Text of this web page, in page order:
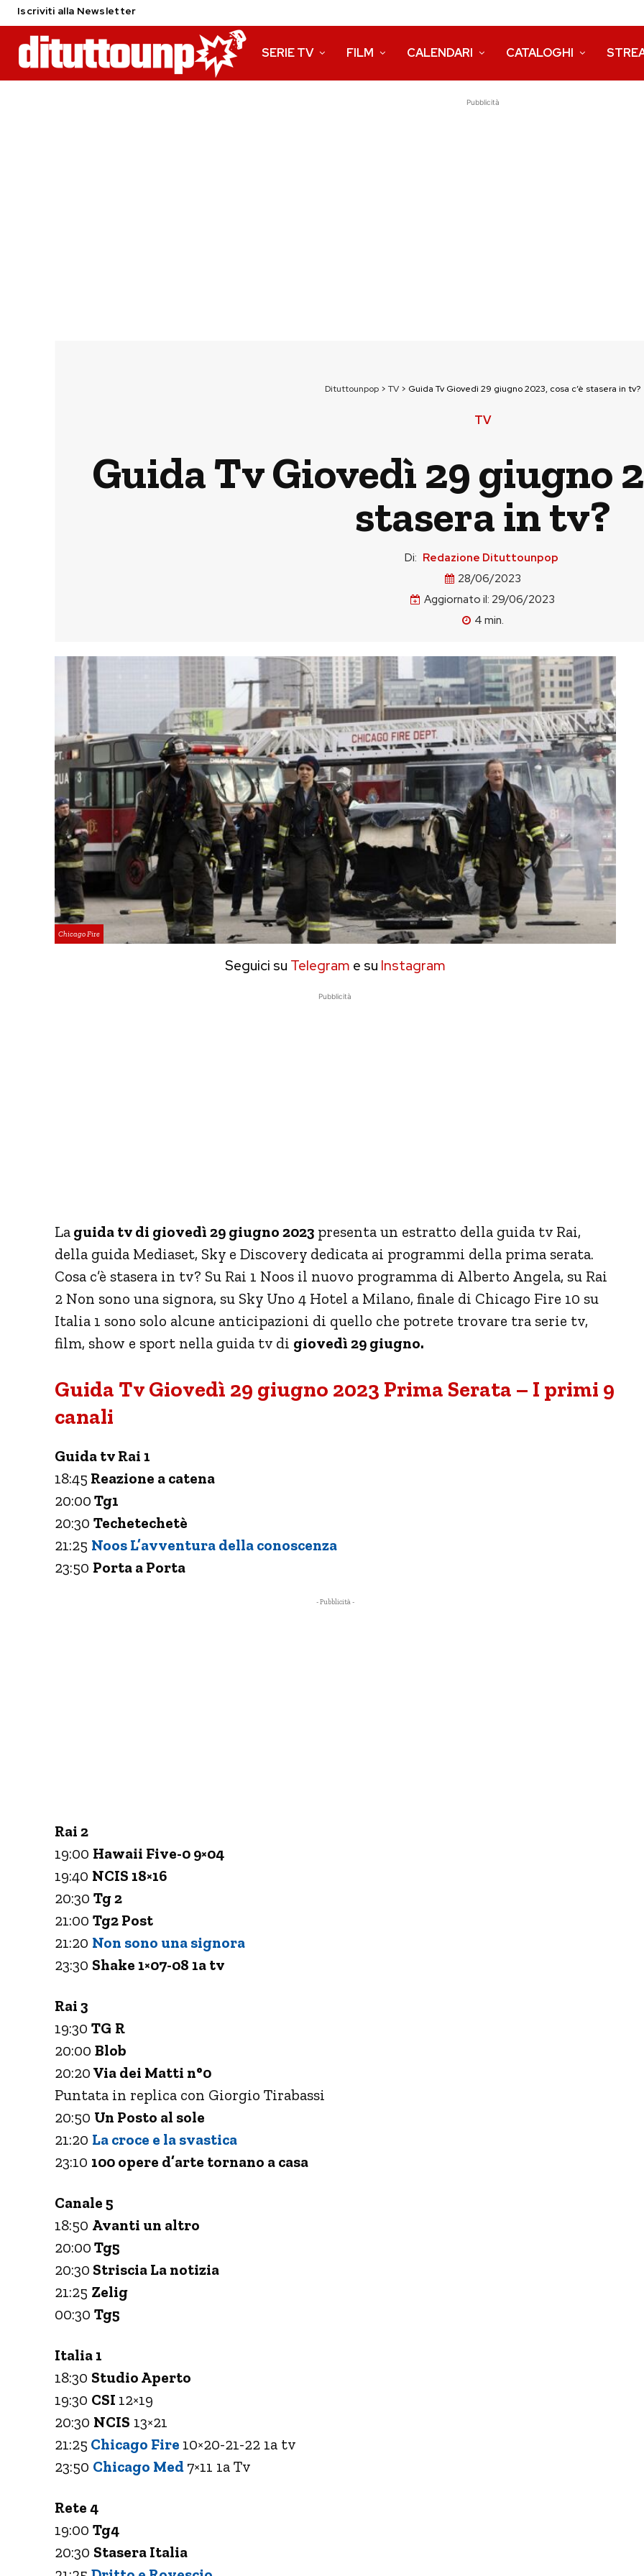
Iscriviti alla Newsletter
SERIE TV FILM CALENDARI CATALOGHI
Pubblicità
Dituttounpop > TV > Guida Tv Giovedì 29 giugno 2023, cosa c’è stasera in tv?
TV
Guida Tv Giovedì 29 giugno
stasera in tv?
Di: Redazione Dituttounpop
28/06/2023
Aggiornato il: 29/06/2023
4 min.
Chicago Fire
Seguici su Telegram e su Instagram
Pubblicità
La guida tv di giovedì 29 giugno 2023 presenta un estratto della guida tv Rai,
della guida Mediaset, Sky e Discovery dedicata ai programmi della prima serata.
Cosa c’è stasera in tv? Su Rai 1 Noos il nuovo programma di Alberto Angela, su Rai
2 Non sono una signora, su Sky Uno 4 Hotel a Milano, finale di Chicago Fire 10 su
Italia 1 sono solo alcune anticipazioni di quello che potrete trovare tra serie tv,
film, show e sport nella guida tv di giovedì 29 giugno.
Guida Tv Giovedì 29 giugno 2023 Prima Serata – I primi 9
canali
Guida tv Rai 1
18:45 Reazione a catena
20:00 Tg1
20:30 Techetechetè
21:25 Noos L’avventura della conoscenza
23:50 Porta a Porta
- Pubblicità -
Rai 2
19:00 Hawaii Five-0 9×04
19:40 NCIS 18×16
20:30 Tg 2
21:00 Tg2 Post
21:20 Non sono una signora
23:30 Shake 1×07-08 1a tv
Rai 3
19:30 TG R
20:00 Blob
20:20 Via dei Matti n°0
Puntata in replica con Giorgio Tirabassi
20:50 Un Posto al sole
21:20 La croce e la svastica
23:10 100 opere d’arte tornano a casa
Canale 5
18:50 Avanti un altro
20:00 Tg5
20:30 Striscia La notizia
21:25 Zelig
00:30 Tg5
Italia 1
18:30 Studio Aperto
19:30 CSI 12×19
20:30 NCIS 13×21
21:25 Chicago Fire 10×20-21-22 1a tv
23:50 Chicago Med 7×11 1a Tv
Rete 4
19:00 Tg4
20:30 Stasera Italia